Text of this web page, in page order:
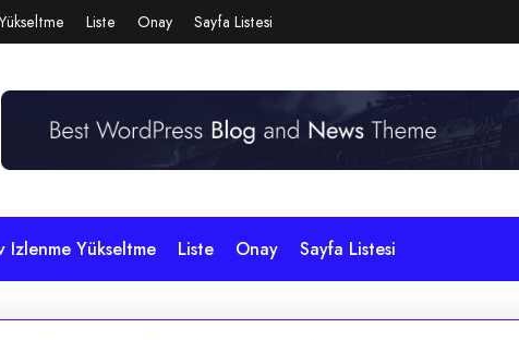
Liste Onay Sayfa Listesi
Izlenme Yükseltme Liste Onay Sayfa Listesi